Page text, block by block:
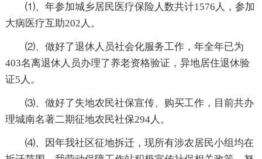
⑴、年参加城乡居民医疗保险人数共计1576人，参加
大病医疗互助202人。
⑵、做好了退休人员社会化服务工作，年全年已为
403名离退休人员办理了养老资格验证，异地居住退休验
证5人。
⑶、做好了失地农民社保宣传、购买工作，目前共办
理城南名著二期征地农民社保294人。
⑷、因年我社区征地拆迁，现所有涉农居民小组均在